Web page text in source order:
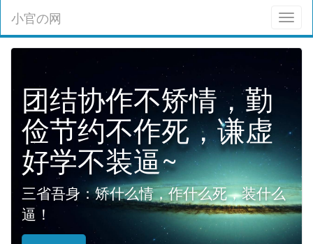
小官の网
团结协作不矫情，勤
俭节约不作死，谦虚
好学不装逼~
三省吾身：矫什么情，作什么死，装什么
逼！